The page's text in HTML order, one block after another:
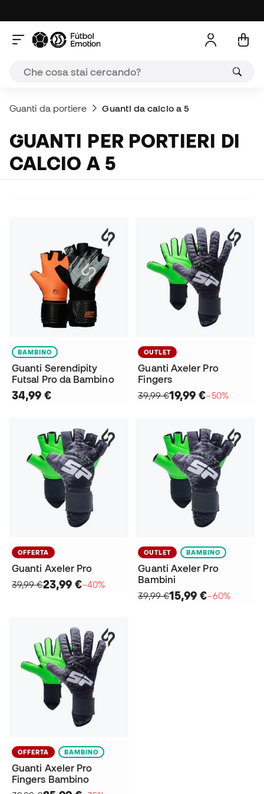
Guanti da portiere Guanti da calcio a 5
GUANTI PER PORTIERI DI
CALCIO A 5
BAMBINO
Guanti Serendipity
Futsal Pro da Bambino
34,99 €
OUTLET
Guanti Axeler Pro
Fingers
39,99 €19,99 €−50%
OFFERTA
Guanti Axeler Pro
39,99 €23,99 €−40%
OUTLET BAMBINO
Guanti Axeler Pro
Bambini
39,99 €15,99 €−60%
OFFERTA BAMBINO
Guanti Axeler Pro
Fingers Bambino